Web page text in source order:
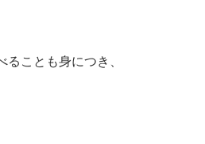
ことも身につき、